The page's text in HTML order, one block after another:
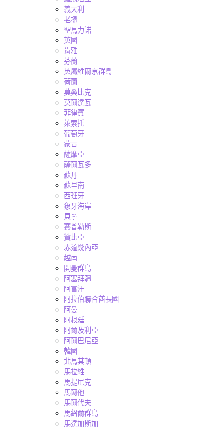
義大利
老撾
聖馬力諾
英國
肯雅
芬蘭
英屬維爾京群島
荷蘭
莫桑比克
莫爾達瓦
菲律賓
萊索托
葡萄牙
蒙古
薩摩亞
薩爾瓦多
蘇丹
蘇里南
西班牙
象牙海岸
貝寧
賽普勒斯
贊比亞
赤道幾內亞
越南
開曼群島
阿塞拜疆
阿富汗
阿拉伯聯合酋長國
阿曼
阿根廷
阿爾及利亞
阿爾巴尼亞
韓國
北馬其頓
馬拉維
馬提尼克
馬爾他
馬爾代夫
馬紹爾群島
馬達加斯加